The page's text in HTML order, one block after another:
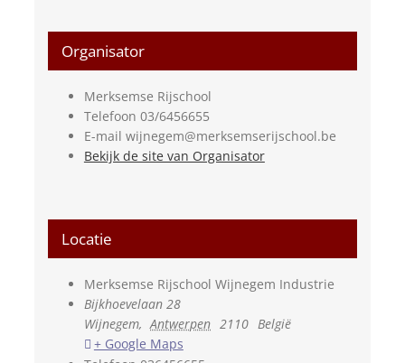
Organisator
Merksemse Rijschool
Telefoon 03/6456655
E-mail wijnegem@merksemserijschool.be
Bekijk de site van Organisator
Locatie
Merksemse Rijschool Wijnegem Industrie
Bijkhoevelaan 28
Wijnegem, Antwerpen 2110 België
+ Google Maps